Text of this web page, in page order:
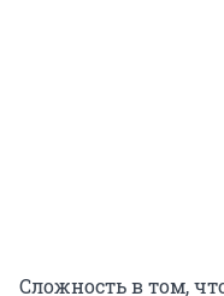
Сложность в том,